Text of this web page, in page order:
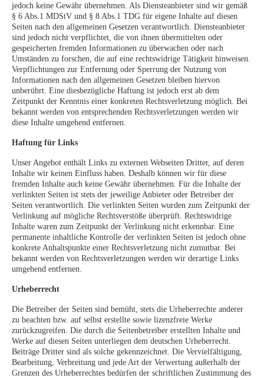
jedoch keine Gewähr übernehmen. Als Diensteanbieter sind wir gemäß
§ 6 Abs.1 MDStV und § 8 Abs.1 TDG für eigene Inhalte auf diesen
Seiten nach den allgemeinen Gesetzen verantwortlich. Diensteanbieter
sind jedoch nicht verpflichtet, die von ihnen übermittelten oder
gespeicherten fremden Informationen zu überwachen oder nach
Umständen zu forschen, die auf eine rechtswidrige Tätigkeit hinweisen.
Verpflichtungen zur Entfernung oder Sperrung der Nutzung von
Informationen nach den allgemeinen Gesetzen bleiben hiervon
unberührt. Eine diesbezügliche Haftung ist jedoch erst ab dem
Zeitpunkt der Kenntnis einer konkreten Rechtsverletzung möglich. Bei
bekannt werden von entsprechenden Rechtsverletzungen werden wir
diese Inhalte umgehend entfernen.
Haftung für Links
Unser Angebot enthält Links zu externen Webseiten Dritter, auf deren
Inhalte wir keinen Einfluss haben. Deshalb können wir für diese
fremden Inhalte auch keine Gewähr übernehmen. Für die Inhalte der
verlinkten Seiten ist stets der jeweilige Anbieter oder Betreiber der
Seiten verantwortlich. Die verlinkten Seiten wurden zum Zeitpunkt der
Verlinkung auf mögliche Rechtsverstöße überprüft. Rechtswidrige
Inhalte waren zum Zeitpunkt der Verlinkung nicht erkennbar. Eine
permanente inhaltliche Kontrolle der verlinkten Seiten ist jedoch ohne
konkrete Anhaltspunkte einer Rechtsverletzung nicht zumutbar. Bei
bekannt werden von Rechtsverletzungen werden wir derartige Links
umgehend entfernen.
Urheberrecht
Die Betreiber der Seiten sind bemüht, stets die Urheberrechte anderer
zu beachten bzw. auf selbst erstellte sowie lizenzfreie Werke
zurückzugreifen. Die durch die Seitenbetreiber erstellten Inhalte und
Werke auf diesen Seiten unterliegen dem deutschen Urheberrecht.
Beiträge Dritter sind als solche gekennzeichnet. Die Vervielfältigung,
Bearbeitung, Verbreitung und jede Art der Verwertung außerhalb der
Grenzen des Urheberrechtes bedürfen der schriftlichen Zustimmung des